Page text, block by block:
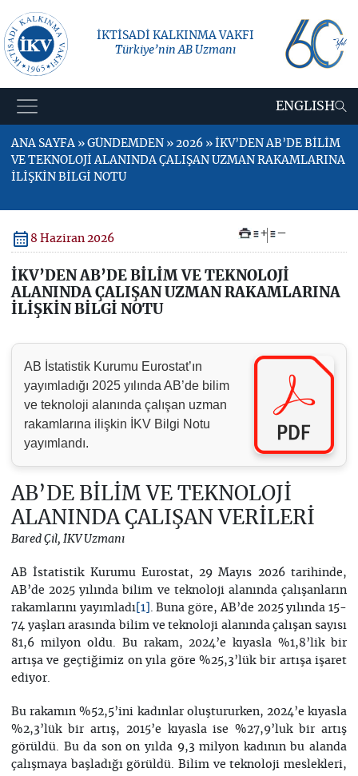
İKTİSADİ KALKINMA VAKFI
Türkiye’nin AB Uzmanı
ENGLISH
ANA SAYFA » GÜNDEMDEN » 2026 » İKV’DEN AB’DE BİLİM
VE TEKNOLOJİ ALANINDA ÇALIŞAN UZMAN RAKAMLARINA
İLİŞKİN BİLGİ NOTU
8 Haziran 2026 + –
İKV’DEN AB’DE BİLİM VE TEKNOLOJİ
ALANINDA ÇALIŞAN UZMAN RAKAMLARINA
İLİŞKİN BİLGİ NOTU
AB İstatistik Kurumu Eurostat’ın
yayımladığı 2025 yılında AB’de bilim
ve teknoloji alanında çalışan uzman
rakamlarına ilişkin İKV Bilgi Notu
yayımlandı.
AB’DE BİLİM VE TEKNOLOJİ
ALANINDA ÇALIŞAN VERİLERİ
Bared Çil, İKV Uzmanı
AB İstatistik Kurumu Eurostat, 29 Mayıs 2026 tarihinde,
AB’de 2025 yılında bilim ve teknoloji alanında çalışanların
rakamlarını yayımladı[1] . Buna göre, AB’de 2025 yılında 15-
74 yaşları arasında bilim ve teknoloji alanında çalışan sayısı
81,6 milyon oldu. Bu rakam, 2024’e kıyasla %1,8’lik bir
artışa ve geçtiğimiz on yıla göre %25,3’lük bir artışa işaret
ediyor.
Bu rakamın %52,5’ini kadınlar oluştururken, 2024’e kıyasla
%2,3’lük bir artış, 2015’e kıyasla ise %27,9’luk bir artış
görüldü. Bu da son on yılda 9,3 milyon kadının bu alanda
çalışmaya başladığı görüldü. Bilim ve teknoloji meslekleri,